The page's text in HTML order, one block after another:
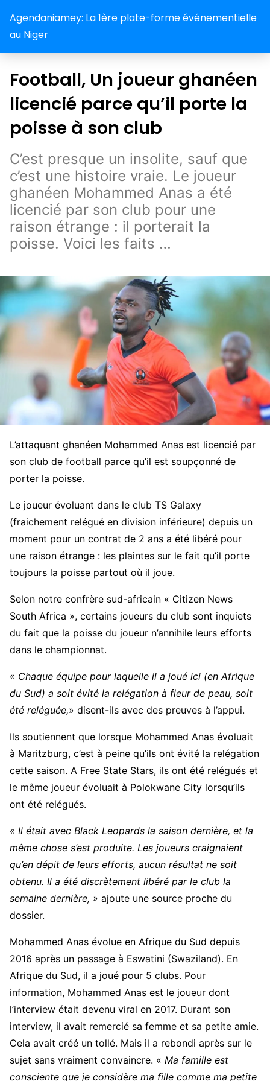
Agendaniamey: La 1ère plate-forme événementielle
au Niger
Football, Un joueur ghanéen
licencié parce qu’il porte la
poisse à son club
C’est presque un insolite, sauf que
c’est une histoire vraie. Le joueur
ghanéen Mohammed Anas a été
licencié par son club pour une
raison étrange : il porterait la
poisse. Voici les faits …
L’attaquant ghanéen Mohammed Anas est licencié par
son club de football parce qu’il est soupçonné de
porter la poisse.
Le joueur évoluant dans le club TS Galaxy
(fraichement relégué en division inférieure) depuis un
moment pour un contrat de 2 ans a été libéré pour
une raison étrange : les plaintes sur le fait qu’il porte
toujours la poisse partout où il joue.
Selon notre confrère sud-africain « Citizen News
South Africa », certains joueurs du club sont inquiets
du fait que la poisse du joueur n’annihile leurs efforts
dans le championnat.
« Chaque équipe pour laquelle il a joué ici (en Afrique
du Sud) a soit évité la relégation à fleur de peau, soit
été reléguée,» disent-ils avec des preuves à l’appui.
Ils soutiennent que lorsque Mohammed Anas évoluait
à Maritzburg, c’est à peine qu’ils ont évité la relégation
cette saison. A Free State Stars, ils ont été relégués et
le même joueur évoluait à Polokwane City lorsqu’ils
ont été relégués.
« Il était avec Black Leopards la saison dernière, et la
même chose s’est produite. Les joueurs craignaient
qu’en dépit de leurs efforts, aucun résultat ne soit
obtenu. Il a été discrètement libéré par le club la
semaine dernière, » ajoute une source proche du
dossier.
Mohammed Anas évolue en Afrique du Sud depuis
2016 après un passage à Eswatini (Swaziland). En
Afrique du Sud, il a joué pour 5 clubs. Pour
information, Mohammed Anas est le joueur dont
l’interview était devenu viral en 2017. Durant son
interview, il avait remercié sa femme et sa petite amie.
Cela avait créé un tollé. Mais il a rebondi après sur le
sujet sans vraiment convaincre. « Ma famille est
consciente que je considère ma fille comme ma petite